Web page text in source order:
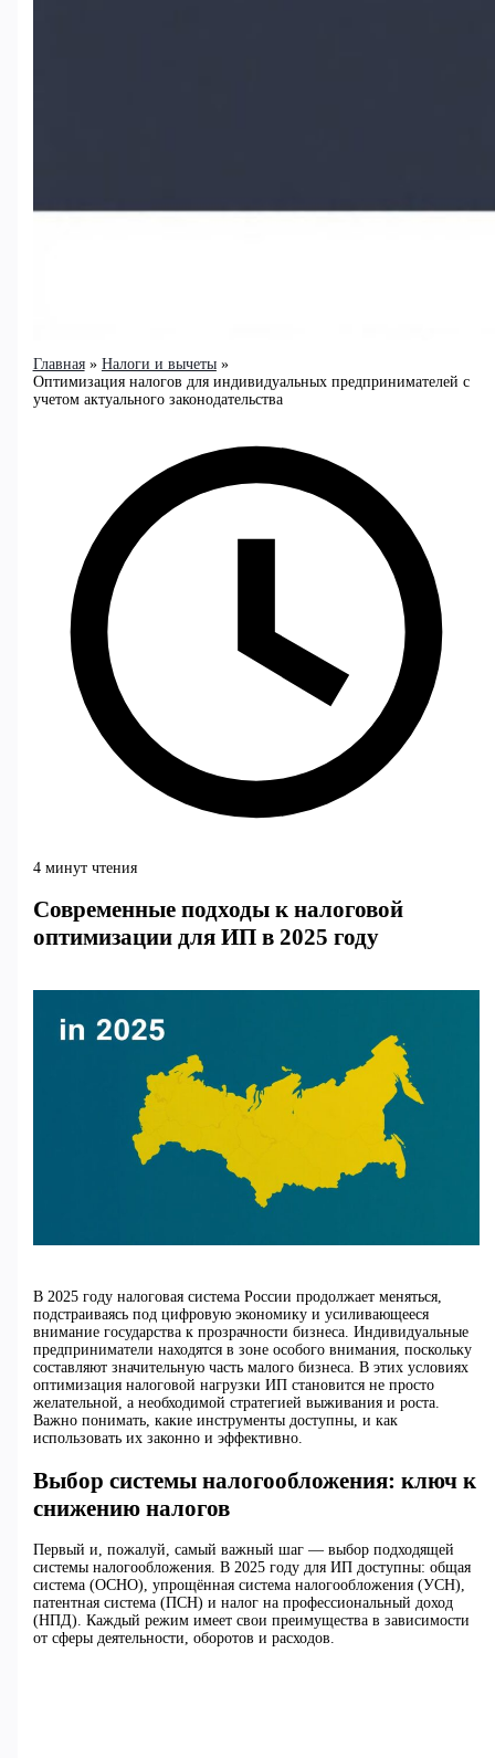
Главная
Налоги и вычеты
Оптимизация налогов для индивидуальных предпринимателей с
учетом актуального законодательства
4 минут чтения
Современные подходы к налоговой
оптимизации для ИП в 2025 году
В 2025 году налоговая система России продолжает меняться,
подстраиваясь под цифровую экономику и усиливающееся
внимание государства к прозрачности бизнеса. Индивидуальные
предприниматели находятся в зоне особого внимания, поскольку
составляют значительную часть малого бизнеса. В этих условиях
оптимизация налоговой нагрузки ИП становится не просто
желательной, а необходимой стратегией выживания и роста.
Важно понимать, какие инструменты доступны, и как
использовать их законно и эффективно.
Выбор системы налогообложения: ключ к
снижению налогов
Первый и, пожалуй, самый важный шаг — выбор подходящей
системы налогообложения. В 2025 году для ИП доступны: общая
система (ОСНО), упрощённая система налогообложения (УСН),
патентная система (ПСН) и налог на профессиональный доход
(НПД). Каждый режим имеет свои преимущества в зависимости
от сферы деятельности, оборотов и расходов.